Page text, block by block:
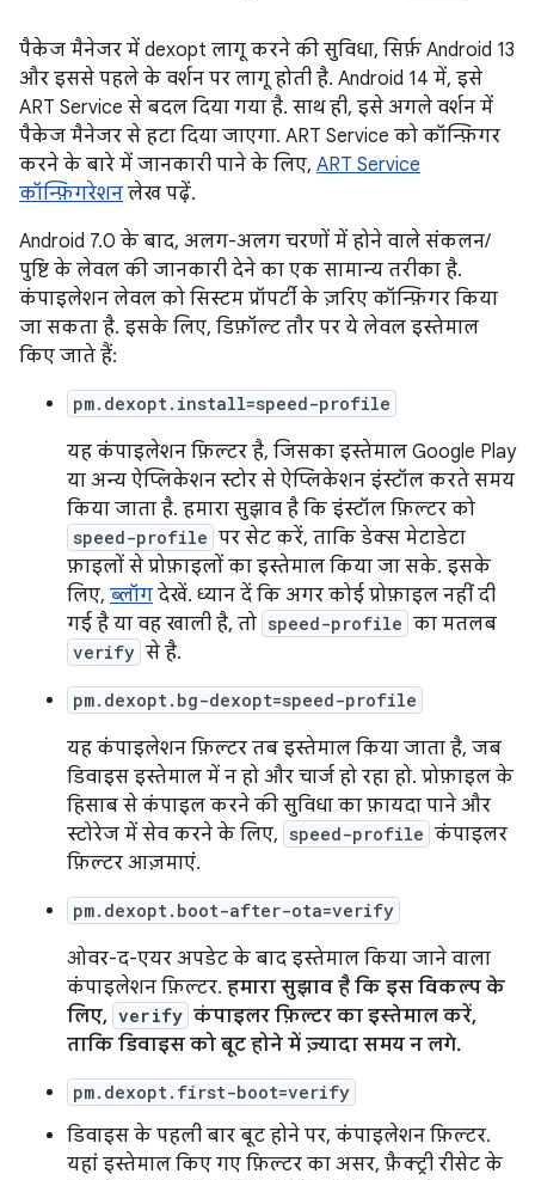
पैकेज मैनेजर में dexopt लागू करने की सुविधा, सिर्फ़ Android 13
और इससे पहले के वर्शन पर लागू होती है. Android 14 में, इसे
ART Service से बदल दिया गया है. साथ ही, इसे अगले वर्शन में
पैकेज मैनेजर से हटा दिया जाएगा. ART Service को कॉन्फ़िगर
करने के बारे में जानकारी पाने के लिए, ART Service
कॉन्फ़िगरेशन लेख पढ़ें.
Android 7.0 के बाद, अलग-अलग चरणों में होने वाले संकलन/
पुष्टि के लेवल की जानकारी देने का एक सामान्य तरीका है.
कंपाइलेशन लेवल को सिस्टम प्रॉपर्टी के ज़रिए कॉन्फ़िगर किया
जा सकता है. इसके लिए, डिफ़ॉल्ट तौर पर ये लेवल इस्तेमाल
किए जाते हैं:
pm.dexopt.install=speed-profile
यह कंपाइलेशन फ़िल्टर है, जिसका इस्तेमाल Google Play
या अन्य ऐप्लिकेशन स्टोर से ऐप्लिकेशन इंस्टॉल करते समय
किया जाता है. हमारा सुझाव है कि इंस्टॉल फ़िल्टर को
speed-profile पर सेट करें, ताकि डेक्स मेटाडेटा
फ़ाइलों से प्रोफ़ाइलों का इस्तेमाल किया जा सके. इसके
लिए, ब्लॉग देखें. ध्यान दें कि अगर कोई प्रोफ़ाइल नहीं दी
गई है या वह खाली है, तो speed-profile का मतलब
verify से है.
pm.dexopt.bg-dexopt=speed-profile
यह कंपाइलेशन फ़िल्टर तब इस्तेमाल किया जाता है, जब
डिवाइस इस्तेमाल में न हो और चार्ज हो रहा हो. प्रोफ़ाइल के
हिसाब से कंपाइल करने की सुविधा का फ़ायदा पाने और
स्टोरेज में सेव करने के लिए, speed-profile कंपाइलर
फ़िल्टर आज़माएं.
pm.dexopt.boot-after-ota=verify
ओवर-द-एयर अपडेट के बाद इस्तेमाल किया जाने वाला
कंपाइलेशन फ़िल्टर. हमारा सुझाव है कि इस विकल्प के
लिए, verify कंपाइलर फ़िल्टर का इस्तेमाल करें,
ताकि डिवाइस को बूट होने में ज़्यादा समय न लगे.
pm.dexopt.first-boot=verify
डिवाइस के पहली बार बूट होने पर, कंपाइलेशन फ़िल्टर.
यहां इस्तेमाल किए गए फ़िल्टर का असर, फ़ैक्ट्री रीसेट के